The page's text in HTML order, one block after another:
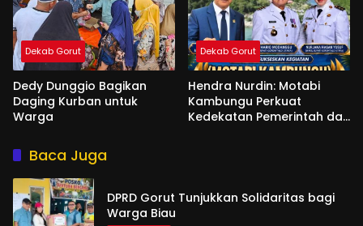
Dekab Gorut
Dedy Dunggio Bagikan
Daging Kurban untuk
Warga
Dekab Gorut
Hendra Nurdin: Motabi
Kambungu Perkuat
Kedekatan Pemerintah dan
Baca Juga
DPRD Gorut Tunjukkan Solidaritas bagi
Warga Biau